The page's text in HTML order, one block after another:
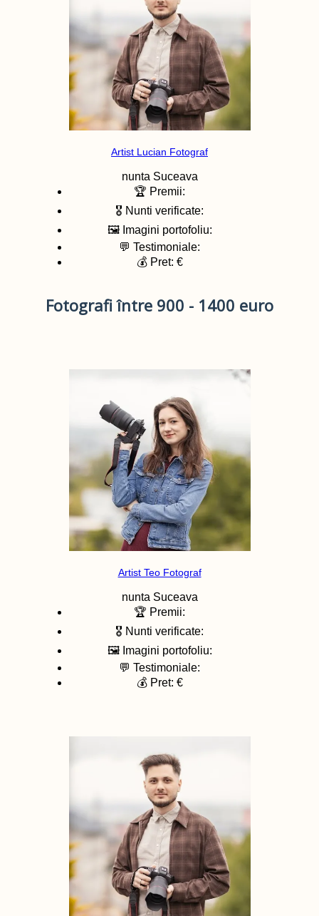
Artist Lucian Fotograf
nunta Suceava
🏆 Premii:
🎖️ Nunti verificate:
🖼️ Imagini portofoliu:
💬 Testimoniale:
💰 Pret: €
Fotografi între 900 - 1400 euro
Artist Teo Fotograf
nunta Suceava
🏆 Premii:
🎖️ Nunti verificate:
🖼️ Imagini portofoliu:
💬 Testimoniale:
💰 Pret: €